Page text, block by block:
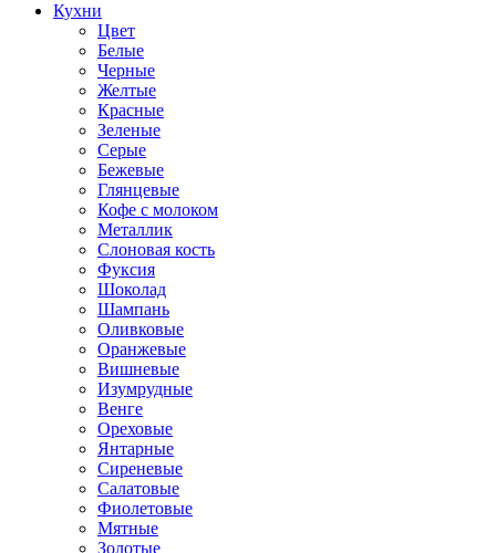
Кухни
Цвет
Белые
Черные
Желтые
Красные
Зеленые
Серые
Бежевые
Глянцевые
Кофе с молоком
Металлик
Слоновая кость
Фуксия
Шоколад
Шампань
Оливковые
Оранжевые
Вишневые
Изумрудные
Венге
Ореховые
Янтарные
Сиреневые
Салатовые
Фиолетовые
Мятные
Золотые